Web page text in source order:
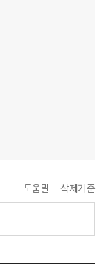
도움말 삭제기준